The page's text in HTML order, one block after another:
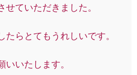
せていただきました。
たらとてもうれしいです。
いいたします。